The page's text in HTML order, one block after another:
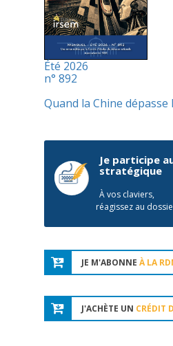
Été 2026
n° 892
Quand la Chine dépasse
Je participe
stratégique
À vos claviers,
réagissez au
JE M'ABONNE À LA
J'ACHÈTE UN CRÉDIT